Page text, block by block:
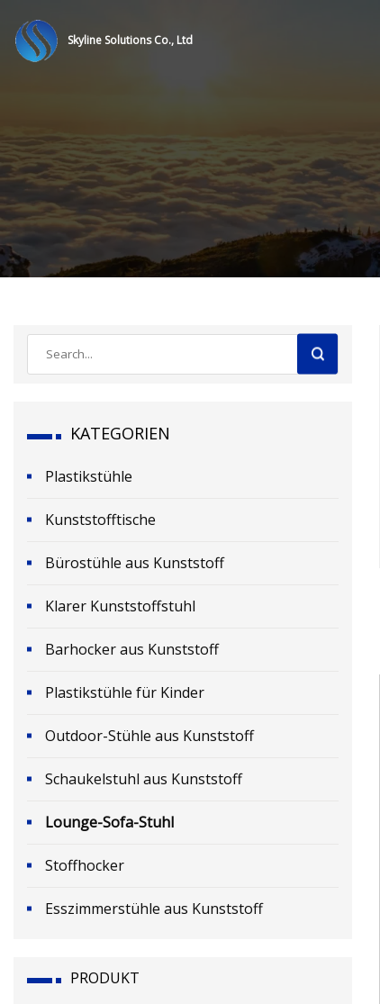
Skyline Solutions Co., Ltd
KATEGORIEN
Plastikstühle
Kunststofftische
Bürostühle aus Kunststoff
Klarer Kunststoffstuhl
Barhocker aus Kunststoff
Plastikstühle für Kinder
Outdoor-Stühle aus Kunststoff
Schaukelstuhl aus Kunststoff
Lounge-Sofa-Stuhl
Stoffhocker
Esszimmerstühle aus Kunststoff
PRODUKT